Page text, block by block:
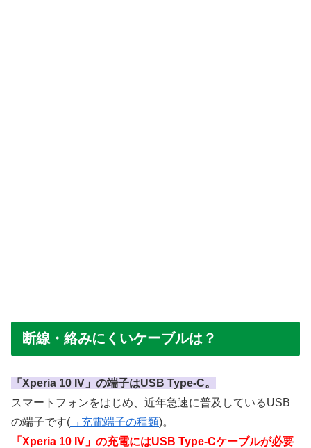
断線・絡みにくいケーブルは？
「Xperia 10 IV」の端子はUSB Type-C。
スマートフォンをはじめ、近年急速に普及しているUSB
の端子です(→充電端子の種類)。
「Xperia 10 IV」の充電にはUSB Type-Cケーブルが必要